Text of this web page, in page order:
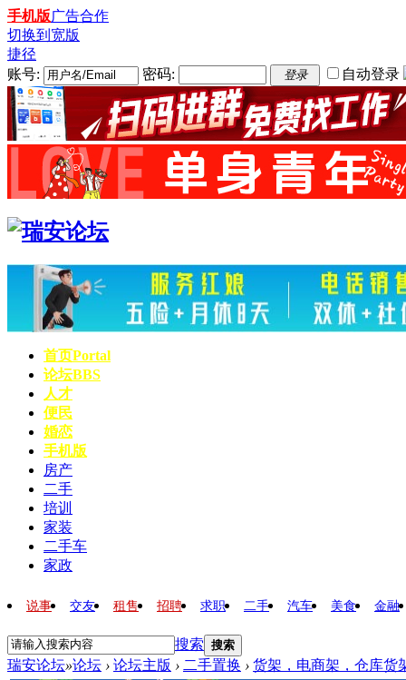
手机版广告合作
切换到宽版
捷径
账号:
密码: 登录 自动登录
首页Portal
论坛BBS
人才
便民
婚恋
手机版
房产
二手
培训
家装
二手车
家政
说事 交友 租售 招聘 求职 二手 汽车 美食 金融
搜索 搜索
瑞安论坛»论坛 › 论坛主版 › 二手置换 › 货架，电商架，仓库货